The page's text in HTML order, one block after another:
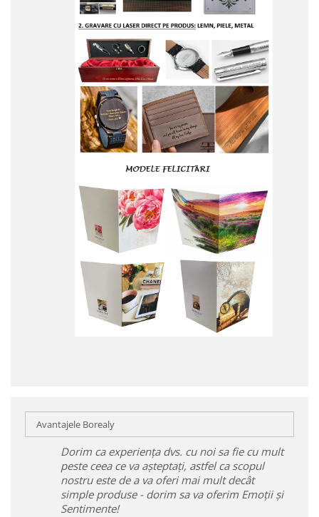
Avantajele Borealy
Dorim ca experiența dvs. cu noi sa fie cu mult
peste ceea ce va așteptați, astfel ca scopul
nostru este de a va oferi mai mult decât
simple produse - dorim sa va oferim Emoții și
Sentimente!